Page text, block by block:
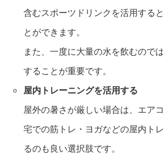
含むスポーツドリンクを活用する
とができます。
また、一度に大量の水を飲むので
することが重要です。
屋内トレーニングを活用する
屋外の暑さが厳しい場合は、エア
宅での筋トレ・ヨガなどの屋内ト
るのも良い選択肢です。